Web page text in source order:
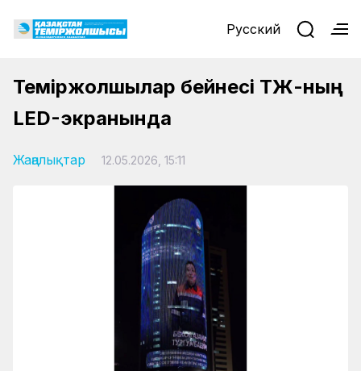
Русский
Теміржолшылар бейнесі ҚТЖ-ның
LED-экранында
Жаңалықтар 12.05.2026, 15:11